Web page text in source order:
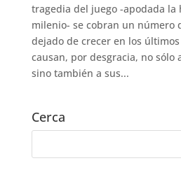
tragedia del juego -apodada la
milenio- se cobran un número
dejado de crecer en los
causan, por desgracia, no sólo
sino también a sus...
Cerca